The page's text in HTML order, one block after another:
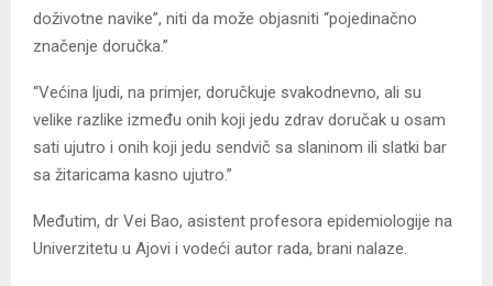
doživotne navike”, niti da može objasniti “pojedinačno
značenje doručka.”
“Većina ljudi, na primjer, doručkuje svakodnevno, ali su
velike razlike između onih koji jedu zdrav doručak u osam
sati ujutro i onih koji jedu sendvič sa slaninom ili slatki bar
sa žitaricama kasno ujutro.”
Međutim, dr Vei Bao, asistent profesora epidemiologije na
Univerzitetu u Ajovi i vodeći autor rada, brani nalaze.